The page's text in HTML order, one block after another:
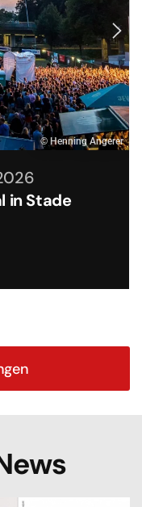
© Henning Angerer
in Stade